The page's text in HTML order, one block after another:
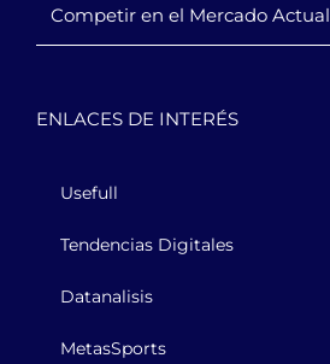
Competir en el Mercado Actual
ENLACES DE INTERÉS
Usefull
Tendencias Digitales
Datanalisis
MetasSports